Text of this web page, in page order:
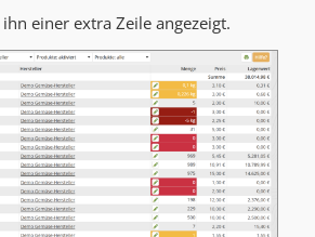
einer extra Zeile angezeigt.